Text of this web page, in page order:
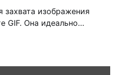
изображения
GIF. Она идеально
а потом отправлять
ею пользоваться.